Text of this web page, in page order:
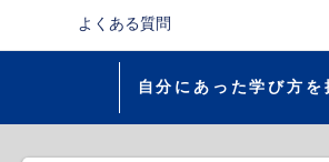
よくある質問
自分にあった学び方を